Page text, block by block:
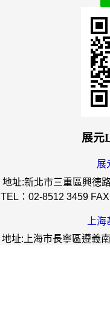
展元
展
地址:新北市三重區興德
TEL：02-8512 3459
上海
地址:上海市長寧區遵義